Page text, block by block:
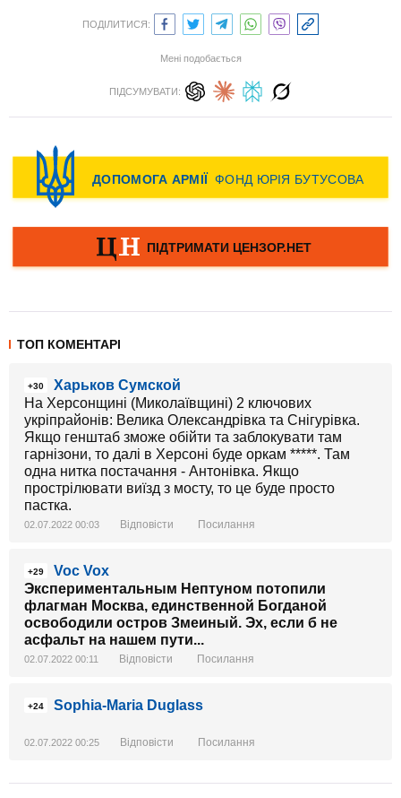
ПОДІЛИТИСЯ:
Мені подобається
ПІДСУМУВАТИ:
ТОП КОМЕНТАРІ
+30
Харьков Сумской
На Херсонщинi (Миколаïвщинi) 2 ключових
укрiпрайонiв: Велика Олександрiвка та Снiгурiвка.
Якщо генштаб зможе обiйти та заблокувати там
гарнiзони, то далi в Херсонi буде оркам *****. Там
одна нитка постачання - Антонiвка. Якщо
прострiлювати виïзд з мосту, то це буде просто
пастка.
02.07.2022 00:03 Відповісти Посилання
+29
Voc Vox
Экспериментальным Нептуном потопили
флагман Москва, единственной Богданой
освободили остров Змеиный. Эх, если б не
асфальт на нашем пути...
02.07.2022 00:11 Відповісти Посилання
+24 Sophia-Maria Duglass
02.07.2022 00:25 Відповісти Посилання